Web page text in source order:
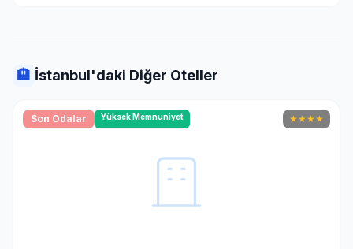
🏨 İstanbul'daki Diğer Oteller
Son Odalar Yüksek Memnuniyet ★★★★